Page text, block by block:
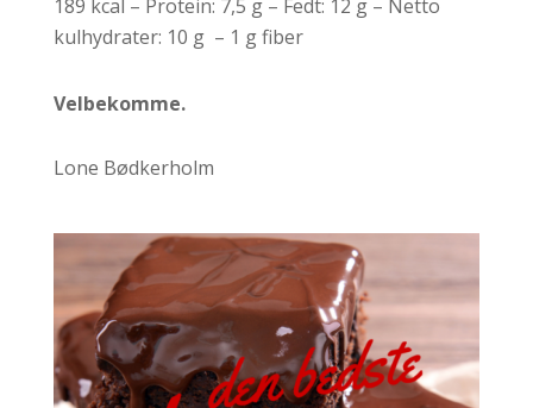
189 kcal – Protein: 7,5 g – Fedt: 12 g – Netto
kulhydrater: 10 g – 1 g fiber
Velbekomme.
Lone Bødkerholm